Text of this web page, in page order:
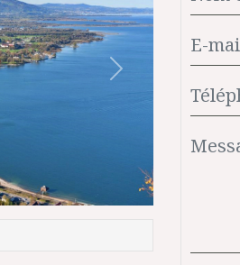
Suivant